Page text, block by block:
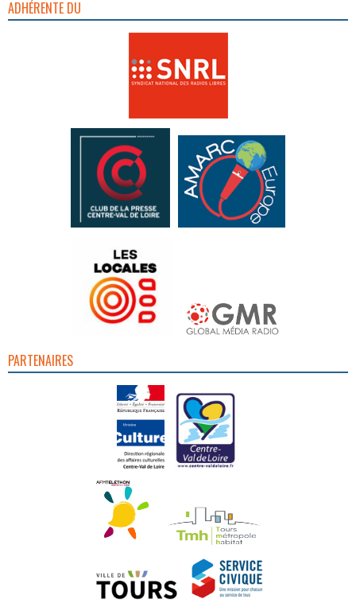
ADHÉRENTE DU
PARTENAIRES